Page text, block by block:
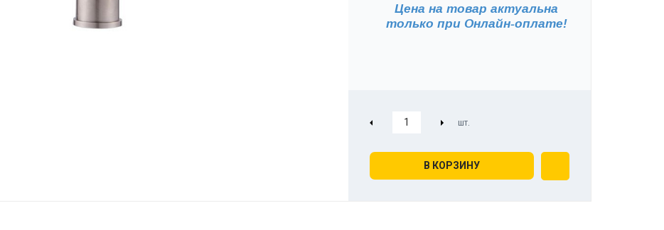
Цена на товар актуальна
только при Онлайн-оплате!
В КОРЗИНУ